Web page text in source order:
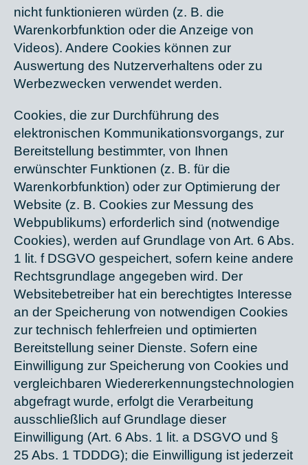
nicht funktionieren würden (z. B. die
Warenkorbfunktion oder die Anzeige von
Videos). Andere Cookies können zur
Auswertung des Nutzerverhaltens oder zu
Werbezwecken verwendet werden.
Cookies, die zur Durchführung des
elektronischen Kommunikationsvorgangs, zur
Bereitstellung bestimmter, von Ihnen
erwünschter Funktionen (z. B. für die
Warenkorbfunktion) oder zur Optimierung der
Website (z. B. Cookies zur Messung des
Webpublikums) erforderlich sind (notwendige
Cookies), werden auf Grundlage von Art. 6 Abs.
1 lit. f DSGVO gespeichert, sofern keine andere
Rechtsgrundlage angegeben wird. Der
Websitebetreiber hat ein berechtigtes Interesse
an der Speicherung von notwendigen Cookies
zur technisch fehlerfreien und optimierten
Bereitstellung seiner Dienste. Sofern eine
Einwilligung zur Speicherung von Cookies und
vergleichbaren Wiedererkennungstechnologien
abgefragt wurde, erfolgt die Verarbeitung
ausschließlich auf Grundlage dieser
Einwilligung (Art. 6 Abs. 1 lit. a DSGVO und §
25 Abs. 1 TDDDG); die Einwilligung ist jederzeit